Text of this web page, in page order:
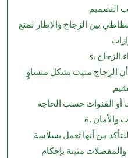
بين الزجاج والإطار لمنع
الزجاج
أن الزجاج مثبت بشكل متساوٍ
والأمان